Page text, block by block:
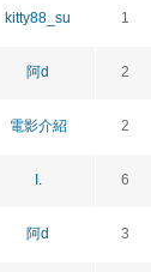
kitty88_su 1
阿d 2
電影介紹 2
I. 6
阿d 3